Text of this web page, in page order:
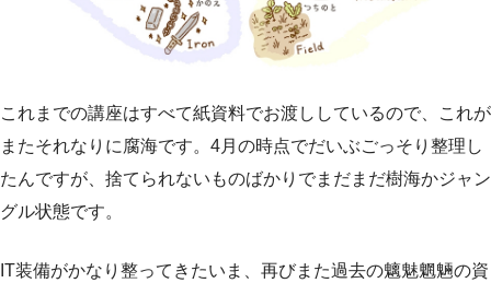
これまでの講座はすべて紙資料でお渡ししているので、これが
またそれなりに腐海です。4月の時点でだいぶごっそり整理し
たんですが、捨てられないものばかりでまだまだ樹海かジャン
グル状態です。
IT装備がかなり整ってきたいま、再びまた過去の魑魅魍魎の資